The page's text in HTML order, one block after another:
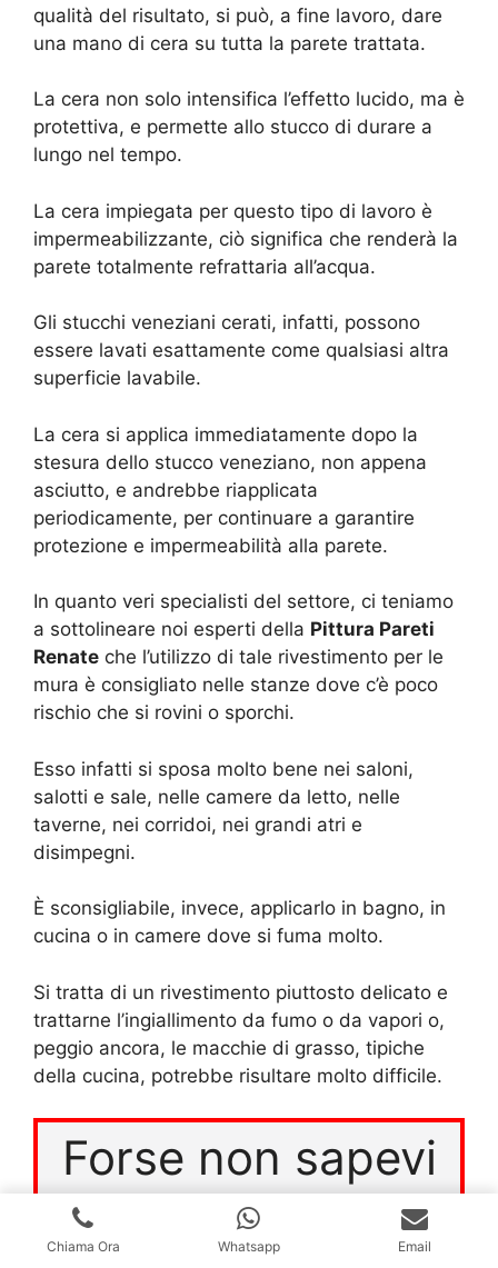
qualità del risultato, si può, a fine lavoro, dare
una mano di cera su tutta la parete trattata.
La cera non solo intensifica l’effetto lucido, ma è
protettiva, e permette allo stucco di durare a
lungo nel tempo.
La cera impiegata per questo tipo di lavoro è
impermeabilizzante, ciò significa che renderà la
parete totalmente refrattaria all’acqua.
Gli stucchi veneziani cerati, infatti, possono
essere lavati esattamente come qualsiasi altra
superficie lavabile.
La cera si applica immediatamente dopo la
stesura dello stucco veneziano, non appena
asciutto, e andrebbe riapplicata
periodicamente, per continuare a garantire
protezione e impermeabilità alla parete.
In quanto veri specialisti del settore, ci teniamo
a sottolineare noi esperti della Pittura Pareti
Renate che l’utilizzo di tale rivestimento per le
mura è consigliato nelle stanze dove c’è poco
rischio che si rovini o sporchi.
Esso infatti si sposa molto bene nei saloni,
salotti e sale, nelle camere da letto, nelle
taverne, nei corridoi, nei grandi atri e
disimpegni.
È sconsigliabile, invece, applicarlo in bagno, in
cucina o in camere dove si fuma molto.
Si tratta di un rivestimento piuttosto delicato e
trattarne l’ingiallimento da fumo o da vapori o,
peggio ancora, le macchie di grasso, tipiche
della cucina, potrebbe risultare molto difficile.
Forse non sapevi
che?
Chiama Ora Whatsapp Email